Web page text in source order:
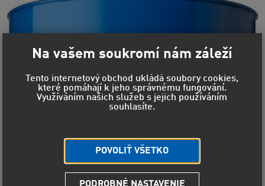
Na vašem soukromí nám záleží
Tento internetový obchod ukládá soubory cookies,
které pomáhají k jeho správnému fungování.
Využíváním našich služeb s jejich používáním
souhlasíte.
POVOLIŤ VŠETKO